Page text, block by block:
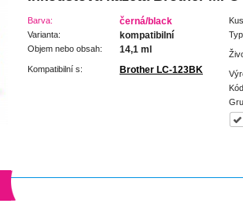
Barva: černá/black
Varianta: kompatibilní
Objem nebo obsah: 14,1 ml
Kompatibilní s: Brother LC-123BK